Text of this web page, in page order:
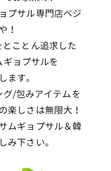
プサル専門店ベジ
！
ことん追求した
ョプサルを
ます。
/包みアイテムを
楽しさは無限大！
ムギョプサル＆韓
み下さい。